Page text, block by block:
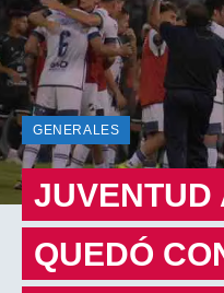
GENERALES
JUVENTUD
QUEDÓ